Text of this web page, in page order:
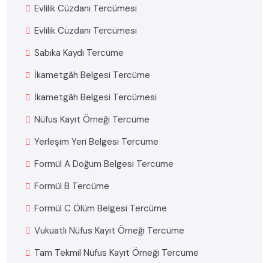
Evlilik Cüzdanı Tercümesi
Evlilik Cüzdanı Tercümesi
Sabıka Kaydı Tercüme
İkametgâh Belgesi Tercüme
İkametgâh Belgesi Tercümesi
Nüfus Kayıt Örneği Tercüme
Yerleşim Yeri Belgesi Tercüme
Formül A Doğum Belgesi Tercüme
Formül B Tercüme
Formül C Ölüm Belgesi Tercüme
Vukuatlı Nüfus Kayıt Örneği Tercüme
Tam Tekmil Nüfus Kayıt Örneği Tercüme